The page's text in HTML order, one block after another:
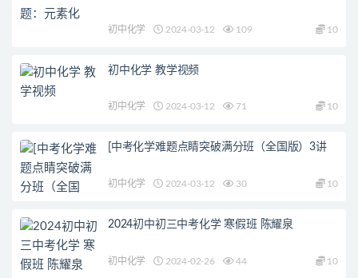
初中化学 2024-03-12 109 10
初中化学 教学视频
初中化学 2024-03-12 71 10
[中考化学难题点睛突破满分班（全国版）3讲
初中化学 2024-03-12 30 10
2024初中初三中考化学 寒假班 陈耀泉
初中化学 2024-02-26 44 10